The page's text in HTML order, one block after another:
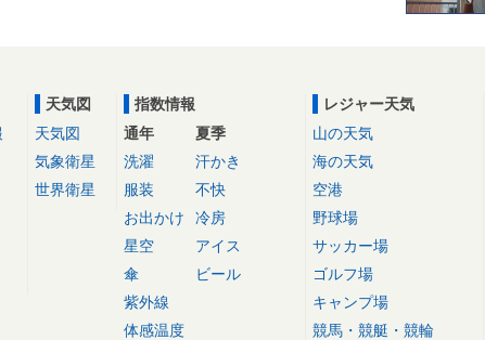
天気図
天気図
気象衛星
世界衛星
指数情報
通年
洗濯
服装
お出かけ
星空
傘
紫外線
体感温度
夏季
汗かき
不快
冷房
アイス
ビール
レジャー天気
山の天気
海の天気
空港
野球場
サッカー場
ゴルフ場
キャンプ場
競馬・競艇・競輪